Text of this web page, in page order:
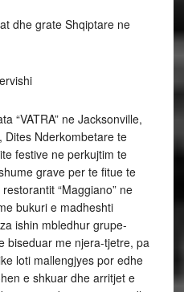
dhe grate Shqiptare ne
“VATRA” ne Jacksonville,
Dites Nderkombetare te
festive ne perkujtim te
grave per te fitue te
“Maggiano” ne
bukuri e madheshti
ishin mbledhur grupe-
biseduar me njera-tjetre, pa
loti mallengjyes por edhe
e shkuar dhe arritjet e